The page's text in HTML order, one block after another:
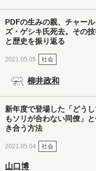
PDFの生みの親、チャール
ズ・ゲシキ氏死去。その
と歴史を振り返る
2021.05.05 社会
柳井政和
新年度で登場した「どうし
もソリが合わない同僚」
き合う方法
2021.05.04 社会
山口博